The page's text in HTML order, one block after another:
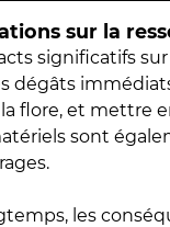
sur la
significatifs
dégâts
flore, et mettre
sont
les